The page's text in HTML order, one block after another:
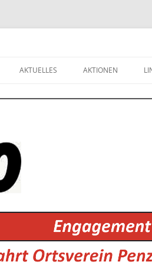
AKTUELLES AKTIONEN